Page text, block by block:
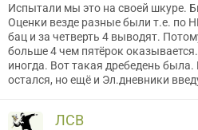
Испытали мы это на своей шкуре.
Оценки везде разные были т.е. по
бац и за четверть 4 выводят.
больше 4 чем пятёрок
иногда. Вот такая дребедень была.
остался, но ещё и Эл.дневники
ЛСВ